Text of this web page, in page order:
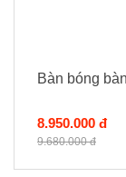
Bàn bóng
8.950.000 đ
9.680.000 đ